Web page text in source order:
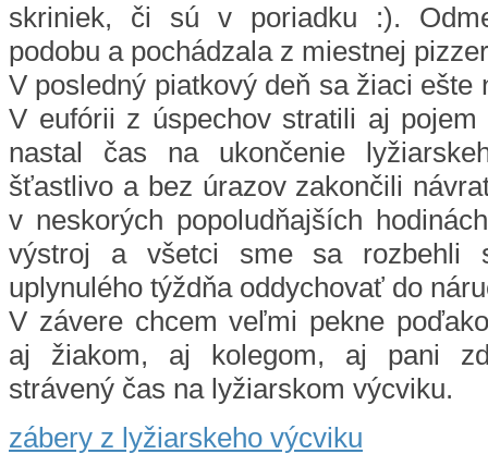
skriniek, či sú v poriadku :).
podobu a pochádzala z miestnej
V posledný piatkový deň sa žiaci ešte
V eufórii z úspechov stratili aj
nastal čas na ukončenie
šťastlivo a bez úrazov zakončili
v neskorých popoludňajších
výstroj a všetci sme sa rozbehli
uplynulého týždňa oddychovať do
V závere chcem veľmi pekne
aj žiakom, aj kolegom, aj pani
strávený čas na lyžiarskom výcviku.
zábery z lyžiarskeho výcviku